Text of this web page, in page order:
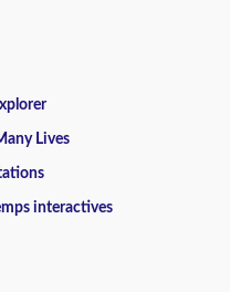
Lives
interactives